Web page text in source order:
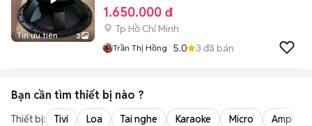
Tin ưu tiên 2
1.650.000 đ
Tp Hồ Chí Minh
Trần Thị Hồng 5.0 3 đã bán
Bạn cần tìm thiết bị nào ?
Thiết bị: Tivi Loa Tai nghe Karaoke Micro Amply